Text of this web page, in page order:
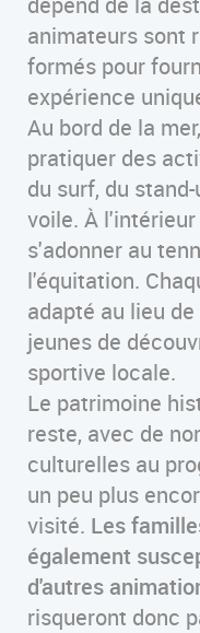
animateurs sont
formés pour
expérience
Au bord de la
pratiquer des
du surf, du
voile. À
s'adonner au
l'équitation.
adapté au lieu
jeunes de
sportive locale.
Le patrimoine
reste, avec de
culturelles au
un peu plus
visité. Les
également
d'autres
risqueront donc